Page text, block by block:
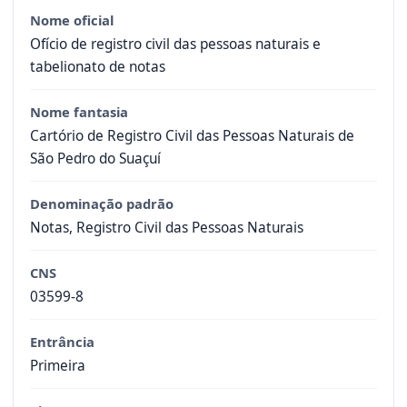
Nome oficial
Ofício de registro civil das pessoas naturais e
tabelionato de notas
Nome fantasia
Cartório de Registro Civil das Pessoas Naturais de
São Pedro do Suaçuí
Denominação padrão
Notas, Registro Civil das Pessoas Naturais
CNS
03599-8
Entrância
Primeira